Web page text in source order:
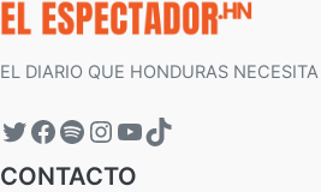
EL DIARIO QUE HONDURAS NECESITA
CONTACTO